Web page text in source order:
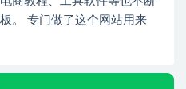
。 专门做了这个网站用来